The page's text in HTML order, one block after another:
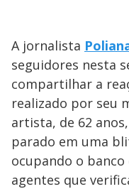
A jornalista
seguidores nesta
compartilhar a
realizado por seu
artista, de 62
parado em uma
ocupando o
agentes que